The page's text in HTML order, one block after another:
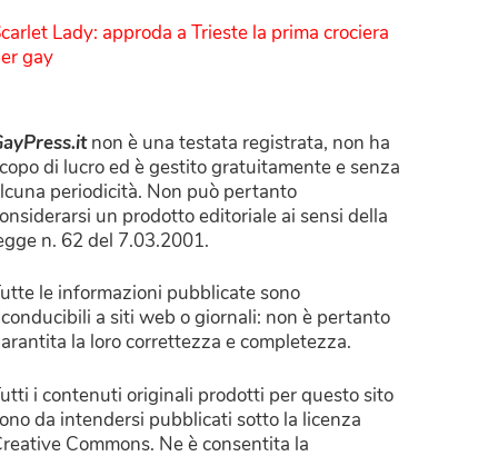
Lady: approda a Trieste la prima crociera
gay
non è una testata registrata, non ha
di lucro ed è gestito gratuitamente e senza
periodicità. Non può pertanto
un prodotto editoriale ai sensi della
n. 62 del 7.03.2001.
le informazioni pubblicate sono
a siti web o giornali: non è pertanto
la loro correttezza e completezza.
i contenuti originali prodotti per questo sito
da intendersi pubblicati sotto la licenza
Commons. Ne è consentita la